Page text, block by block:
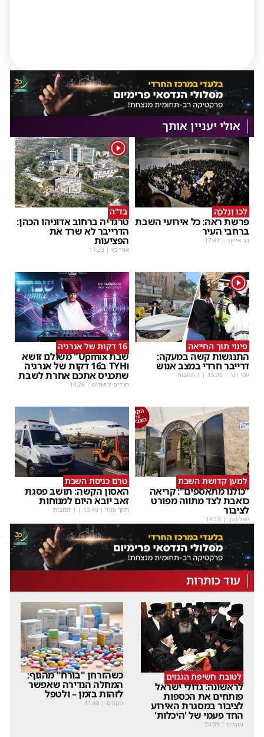
אולי יעניין אותך
לְכוּ וְנֵלְכָה
פרשת ראה: כל אירועי השבת
ברחבי העיר
דב אייזנר |
17:41
1
בד"ה
טרגדיה ברחוב אדוניהו הכהן:
הדרייבר לא שרד את
הפציעות
אורי כץ |
17:23
1
פינוי תוך החייאה
התנגשות קשה במעקה:
דרייבר חרדי במצב אנוש
יוסי וינר |
16:35 | 1 תגובות
16 דקות של אנרגיה
שבת Upmix" משולם זושא
וTYH ב16 דקות של אנרגיה
שתכניס אתכם אחרת לשבת
חרדים ירושלים |
14:26
למען קדושת השבת
"כולנו מתאספים": קריאה
כואבת לצד מתווה מפורט
לציבור
יואל וולך |
14:13
טרם כניסת השבת
האסון הקשה: תושב פסגת
זאב יובא היום למנוחות
חנוך פוגל |
13:49 | 1 תגובות
עוד כותרות
לטובת חשיפת הגנזים
לראשונה: גדולי ישראל
פותחים את הכספות
לציבור במסגרת האירוע
החד פעמי של 'היכלות'
מקודם |
20:39
כשהזרחן "בורח" מהגוף:
המחלה הנדירה שאפשר
לזהות בזמן – ולטפל
מקודם |
11:48